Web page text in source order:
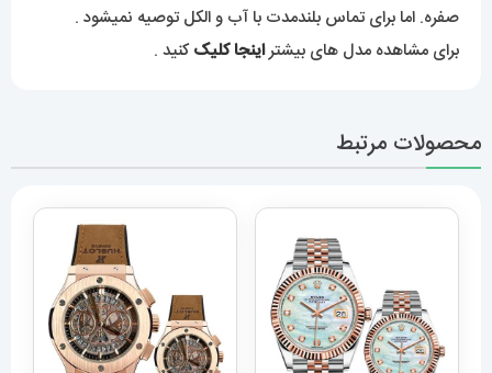
صفره. اما برای تماس بلندمدت با آب و الکل توصیه نمیشود .
برای مشاهده مدل های بیشتراینجا کلیککنید .
محصولات مرتبط